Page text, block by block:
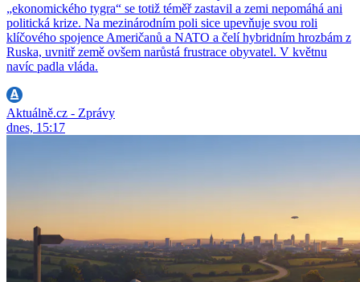
„ekonomického tygra“ se totiž téměř zastavil a zemi nepomáhá ani
politická krize. Na mezinárodním poli sice upevňuje svou roli
klíčového spojence Američanů a NATO a čelí hybridním hrozbám z
Ruska, uvnitř země ovšem narůstá frustrace obyvatel. V květnu
navíc padla vláda.
Aktuálně.cz - Zprávy
dnes, 15:17